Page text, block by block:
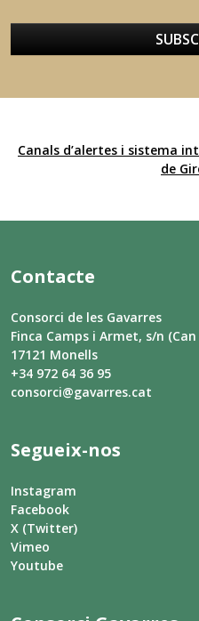
Canals d’alertes i sistema
de
Contacte
Consorci de les Gavarres
Finca Camps i Armet, s/n (Can
17121 Monells
+34 972 64 36 95
consorci@gavarres.cat
Segueix-nos
Instagram
Facebook
X (Twitter)
Vimeo
Youtube